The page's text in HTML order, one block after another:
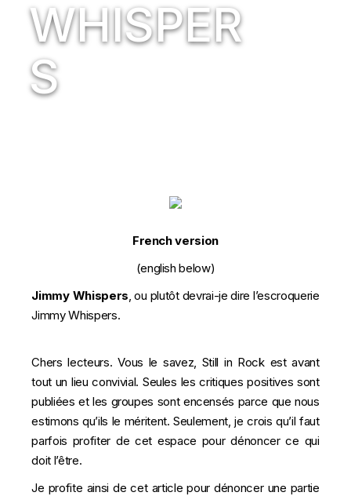
WHISPER
S
French version
(english below)
Jimmy Whispers, ou plutôt devrai-je dire l’escroquerie
Jimmy Whispers.
Chers lecteurs. Vous le savez, Still in Rock est avant
tout un lieu convivial. Seules les critiques positives sont
publiées et les groupes sont encensés parce que nous
estimons qu’ils le méritent. Seulement, je crois qu’il faut
parfois profiter de cet espace pour dénoncer ce qui
doit l’être.
Je profite ainsi de cet article pour dénoncer une partie